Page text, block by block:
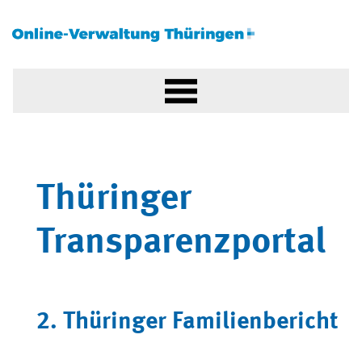
Thüringer
Transparenzportal
2. Thüringer Familienbericht